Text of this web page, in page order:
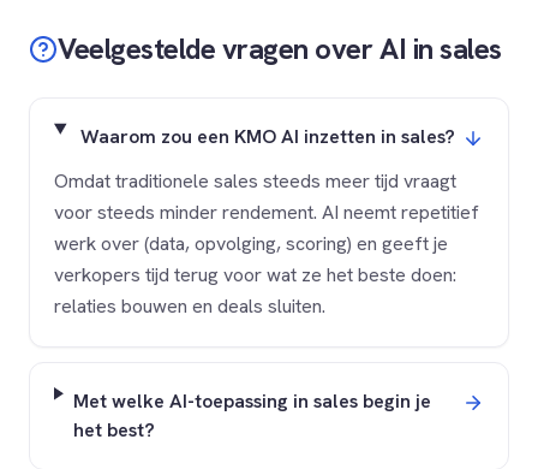
Veelgestelde vragen over AI in sales
Waarom zou een KMO AI inzetten in sales?
Omdat traditionele sales steeds meer tijd vraagt
voor steeds minder rendement. AI neemt repetitief
werk over (data, opvolging, scoring) en geeft je
verkopers tijd terug voor wat ze het beste doen:
relaties bouwen en deals sluiten.
Met welke AI-toepassing in sales begin je
het best?